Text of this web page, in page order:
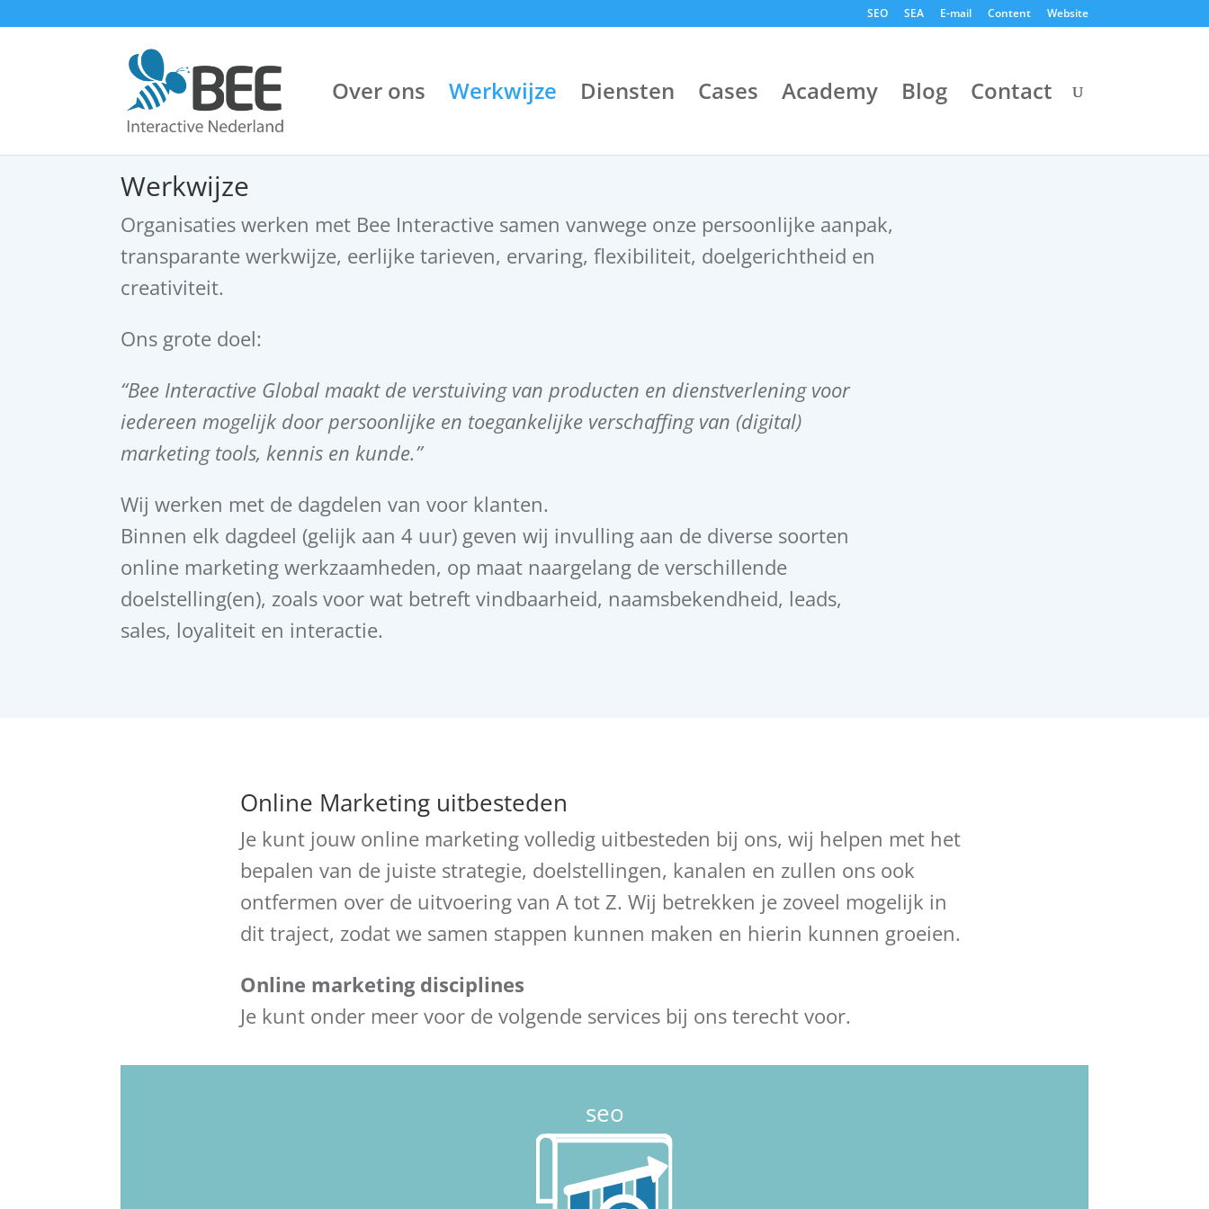
SEO SEA E-mail Content Website
Over ons Werkwijze Diensten Cases Academy Blog Contact
Werkwijze
Organisaties werken met Bee Interactive samen vanwege onze persoonlijke aanpak,
transparante werkwijze, eerlijke tarieven, ervaring, flexibiliteit, doelgerichtheid en
creativiteit.
Ons grote doel:
“Bee Interactive Global maakt de verstuiving van producten en dienstverlening voor
iedereen mogelijk door persoonlijke en toegankelijke verschaffing van (digital)
marketing tools, kennis en kunde.”
Wij werken met de dagdelen van voor klanten.
Binnen elk dagdeel (gelijk aan 4 uur) geven wij invulling aan de diverse soorten
online marketing werkzaamheden, op maat naargelang de verschillende
doelstelling(en), zoals voor wat betreft vindbaarheid, naamsbekendheid, leads,
sales, loyaliteit en interactie.
Online Marketing uitbesteden
Je kunt jouw online marketing volledig uitbesteden bij ons, wij helpen met het
bepalen van de juiste strategie, doelstellingen, kanalen en zullen ons ook
ontfermen over de uitvoering van A tot Z. Wij betrekken je zoveel mogelijk in
dit traject, zodat we samen stappen kunnen maken en hierin kunnen groeien.
Online marketing disciplines
Je kunt onder meer voor de volgende services bij ons terecht voor.
seo